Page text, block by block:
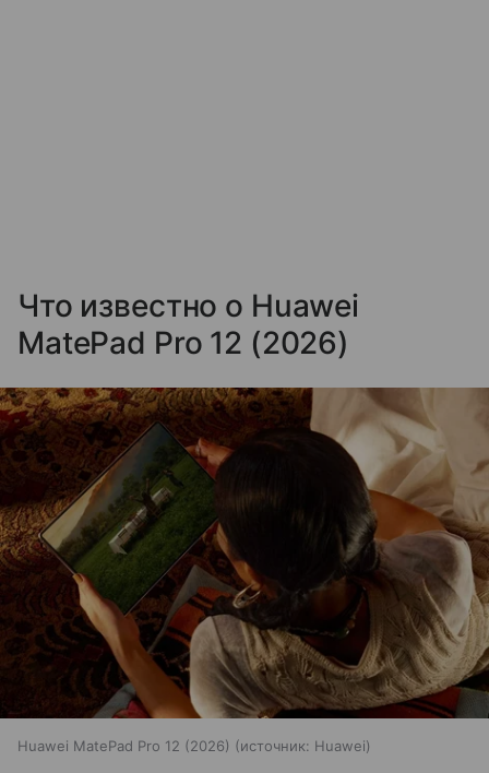
Что известно о Huawei
MatePad Pro 12 (2026)
Huawei MatePad Pro 12 (2026) источник: Huawei